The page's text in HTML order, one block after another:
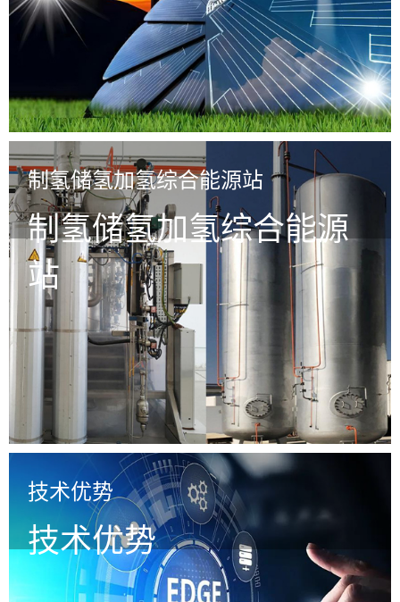
制氢储氢加氢综合能源站
制氢储氢加氢综合能源
站
技术优势
技术优势